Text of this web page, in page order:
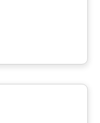
Condo/Appartement